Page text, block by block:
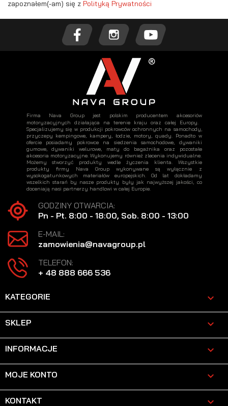
zapoznałem(-am) się z Polityką Prywatności
Firma Nava Group jest polskim producentem akcesoriów
motoryzacyjnych działająca na terenie kraju oraz całej Europy.
Specjalizujemy się w produkcji pokrowców ochronnych na samochody,
przyczepy kempingowe, kampery, łodzie, motory, quady. Ponadto w
ofercie posiadamy pokrowce na siedzenia samochodowe, dywaniki
gumowe, dywaniki welurowe, maty do bagażnika oraz pozostałe
akcesoria motoryzacyjne. Wykonujemy również zlecenia indywidualne.
Możemy stworzyć produkty wedle życzenia klienta. Wszystkie
produkty firmy Nava Group wykonywane są wyłącznie z
wysokogatunkowych materiałów europejskich. Od lat dokładamy
wszelkich starań by nasze produkty były jak najwyższej jakości, co
doceniają nasi partnerzy handlowi w całej Europie.
GODZINY OTWARCIA:
Pn - Pt. 8:00 - 18:00, Sob. 8:00 - 13:00
E-MAIL:
zamowienia@navagroup.pl
TELEFON:
+ 48 888 666 536
KATEGORIE 
SKLEP 
INFORMACJE 
MOJE KONTO 
KONTAKT keyboard_arrow_down